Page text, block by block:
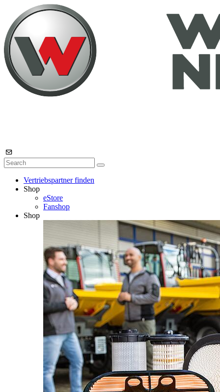
Vertriebspartner finden
Shop
eStore
Fanshop
Shop